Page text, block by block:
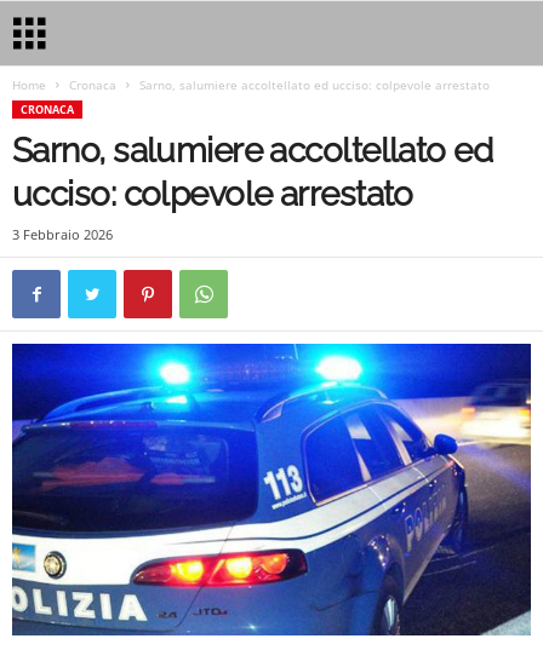
Home Cronaca Sarno, salumiere accoltellato ed ucciso: colpevole arrestato
CRONACA
Sarno, salumiere accoltellato ed
ucciso: colpevole arrestato
3 Febbraio 2026